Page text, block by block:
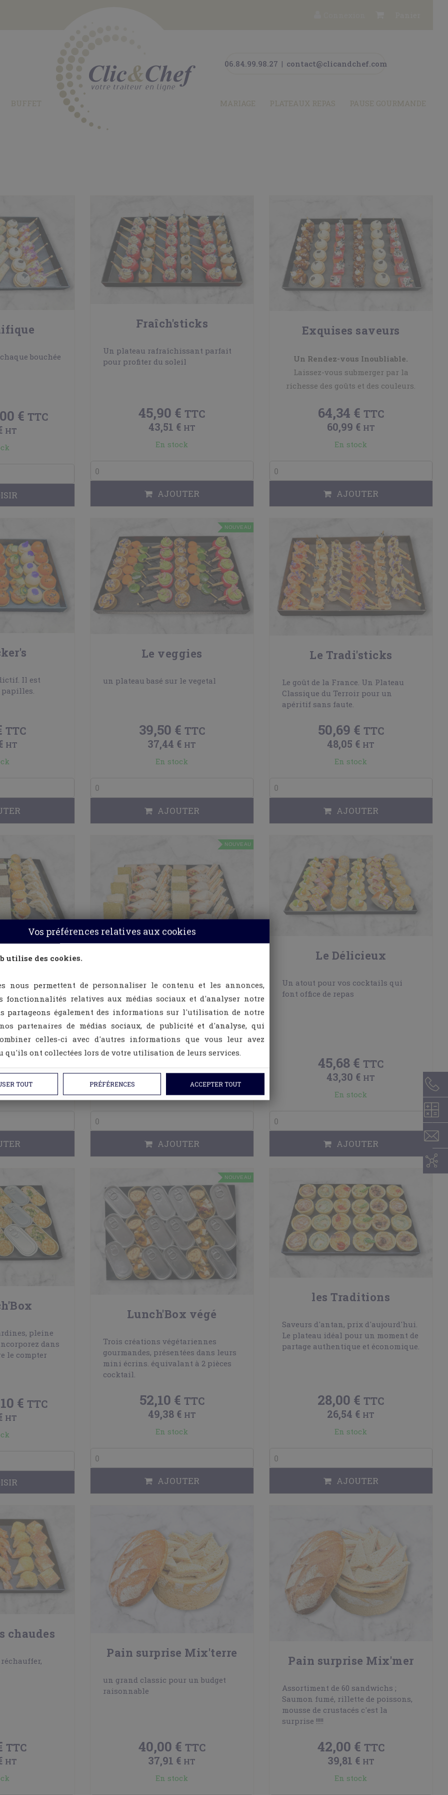
Vos préférences relatives aux cookies
utilise des cookies.
nous permettent de personnaliser le contenu et les annonces,
fonctionnalités relatives aux médias sociaux et d'analyser notre
partageons également des informations sur l'utilisation de notre
partenaires de médias sociaux, de publicité et d'analyse, qui
celles-ci avec d'autres informations que vous leur avez
qu'ils ont collectées lors de votre utilisation de leurs services.
TOUT PRÉFÉRENCES ACCEPTER TOUT
06.84.99.98.27 | contact@clicandchef.com
BUFFET MARIAGE PLATEAUX REPAS PAUSE GOURMANDE
bouchée
€ TTC
HT
Fraîch'sticks
Un plateau rafraîchissant parfait
pour profiter du soleil
45,90 €TTC
43,51 € HT
En stock
AJOUTER
Exquises saveurs
Un Rendez-vous Inoubliable.
Laissez-vous submerger par la
richesse des goûts et des couleurs.
64,34 € TTC
60,99 € HT
En stock
AJOUTER
Il est
TTC
HT
NOUVEAU
Le veggies
un plateau basé sur le vegetal
39,50 € TTC
37,44 € HT
En stock
AJOUTER
Le Tradi'sticks
Le goût de la France. Un Plateau
Classique du Terroir pour un
apéritif sans faute.
50,69 € TTC
48,05 € HT
En stock
AJOUTER
véritable
gourmand,
générosité.
NOUVEAU
Un voyage de saveurs 100%
végétarien, pensé pour ravir les
amateurs et surprendre les
sceptiques.
45,02 €
En stock
AJOUTER
Le Délicieux
Un atout pour vos cocktails qui
font office de repas
45,68 €TTC
43,30 € HT
En stock
AJOUTER
pleine
dans
le compter
€ TTC
HT
NOUVEAU
Lunch'Box végé
Trois créations végétariennes
gourmandes, présentées dans leurs
mini écrins. équivalant à 2 pièces
cocktail.
52,10 € TTC
49,38 € HT
En stock
AJOUTER
les Traditions
Saveurs d'antan, prix d'aujourd'hui.
Le plateau idéal pour un moment de
partage authentique et économique.
28,00 €TTC
26,54 € HT
En stock
AJOUTER
chaudes
TTC
HT
Pain surprise Mix'terre
un grand classic pour un budget
raisonnable
40,00 € TTC
37,91 € HT
En stock
Pain surprise Mix'mer
Assortiment de 60 sandwichs ;
Saumon fumé, rillette de poissons,
mousse de crustacés c'est la
surprise !!!!!
42,00 € TTC
39,81 € HT
En stock